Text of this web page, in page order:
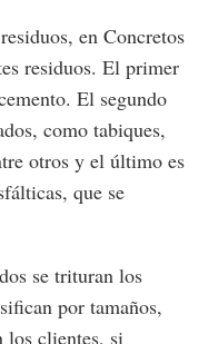
en Concretos
residuos. El primer
El segundo
como tabiques,
otros y el último es
que se
se trituran los
por tamaños,
los clientes, si